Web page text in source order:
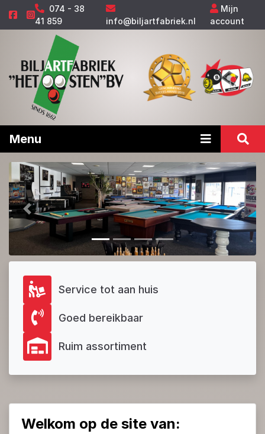
074 - 38
41 859
info@biljartfabriek.nl
Mijn
account
Menu
Vorige
Service tot aan huis
Goed bereikbaar
Ruim assortiment
Welkom op de site van: